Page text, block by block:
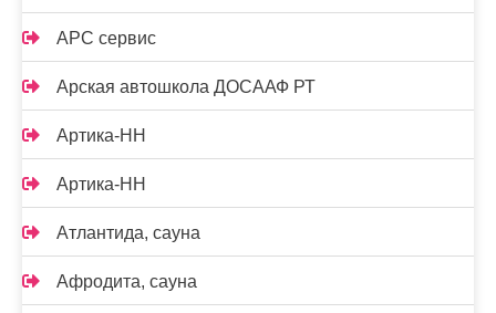
АРС сервис
Арская автошкола ДОСААФ РТ
Артика-НН
Артика-НН
Атлантида, сауна
Афродита, сауна